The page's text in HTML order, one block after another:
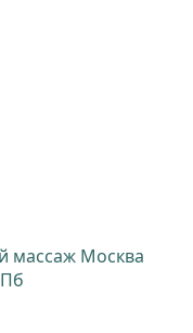
массаж Москва